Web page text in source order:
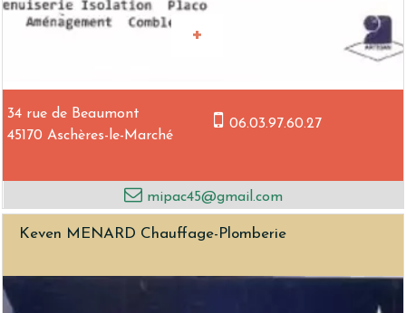
34 rue de Beaumont
45170 Aschères-le-Marché
06.03.97.60.27
mipac45@gmail.com
Keven MENARD Chauffage-Plomberie